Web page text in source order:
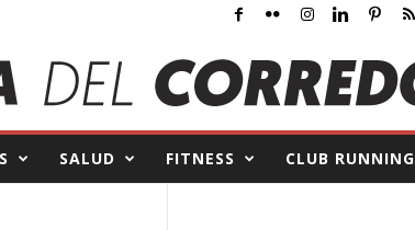
SALUD FITNESS CLUB RUNNING